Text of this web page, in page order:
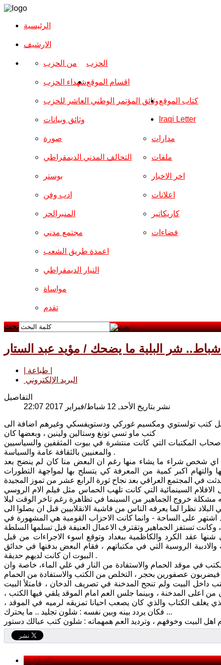
الرئيسية
الارشیف
الحزب من الحزب
شهداء الحزب
وثائق المؤتمر الوطني العاشر للحزب
وثائق وبيانات
اقسام الموقع
صورة
التحالف المدني الديمقراطي
بوستر
ادب وفن
المنبرالحر
مجتمع مدني
مدارات
ملفات
اخر الاخبار
اعلانات
كاريكاتير
فضاءات
اعمدة طريق الشعب
التيار الديمقراطي
مواساة
تقدم
كتاب الموقع
Iraqi Letter
بحث
البريد الإلكتروني
التفاصيل
نشر بتاريخ الأحد, 12 شباط/فبراير 2017 22:07
كتب تولستوي ومكسيم غوركي ودستويفسكي وغيرهم اضافة الى
كتب ماو تسي تونغ وستالين ولينين ، وبعضها كان
المكتبات التي كانت منتشرة في بيوت المثقفين والسياسيين
والمعنيين بالثقافة عامة والسياسة .
اي شخص شراء ما يشاء منها رغم ان البعض منا كان لم ينضج بعد
والتهام اكبر كمية من المعرفة كي يتسلح بها لمواجهة التطورات
السينمائية التي كانت تلهب الحماس مثل فيلم الام الروسي
نظرا لما يعرفه الناس من فاشية الانقلابيين قبل ان يصلوا الى
على الساحة - وانما كانت الاحزاب القومية هي المشهورة في
عقد الكرد والكاظمية ببغداد وتوقع اسوء الاجراءات من قبل
الروسية التي في مكتباتهم ، فقام البعض بدفنها في حدائق
البيوت ان كانت لديهم حديقة .
في موقد الحمام والاستفادة من النار في غلي الماء، خاصة وان
داخل البيت ولم تنجح المدخنة في تصريف الدخان ، فامتلأ البيت
اعلى المدخنة ، وبينما جلس العم امام الموقد يلقي فيها الكتب ،
يغلف الكتاب والذي كان يصعب احيانا تمزيقه لرميه في الموقد ،
فكان يردد بينه وبين نفسه : شلون تجليد .. ما يحترك ...
< السابق